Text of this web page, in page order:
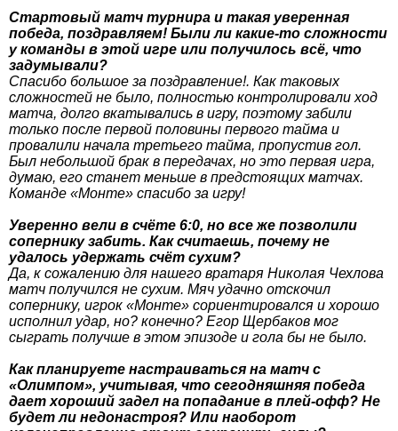
Стартовый матч турнира и такая уверенная
победа, поздравляем! Были ли какие-то сложности
у команды в этой игре или получилось всё, что
задумывали?
Спасибо большое за поздравление!. Как таковых
сложностей не было, полностью контролировали ход
матча, долго вкатывались в игру, поэтому забили
только после первой половины первого тайма и
провалили начала третьего тайма, пропустив гол.
Был небольшой брак в передачах, но это первая игра,
думаю, его станет меньше в предстоящих матчах.
Команде «Монте» спасибо за игру!
Уверенно вели в счёте 6:0, но все же позволили
сопернику забить. Как считаешь, почему не
удалось удержать счёт сухим?
Да, к сожалению для нашего вратаря Николая Чехлова
матч получился не сухим. Мяч удачно отскочил
сопернику, игрок «Монте» сориентировался и хорошо
исполнил удар, но? конечно? Егор Щербаков мог
сыграть получше в этом эпизоде и гола бы не было.
Как планируете настраиваться на матч с
«Олимпом», учитывая, что сегодняшняя победа
дает хороший задел на попадание в плей-офф? Не
будет ли недонастроя? Или наоборот